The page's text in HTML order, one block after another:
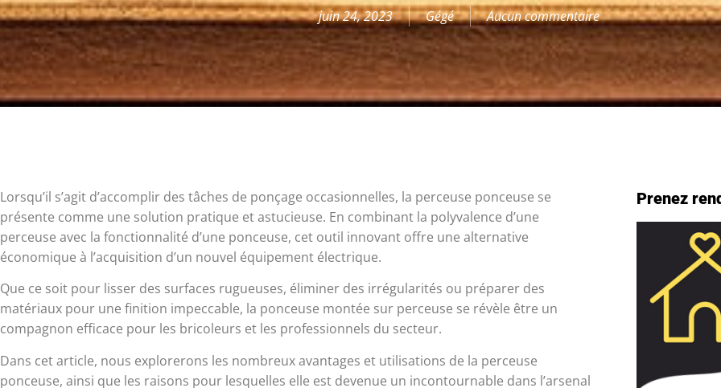
juin 24, 2023 Gégé Aucun commentaire
Lorsqu’il s’agit d’accomplir des tâches de ponçage occasionnelles, la perceuse ponceuse se
présente comme une solution pratique et astucieuse. En combinant la polyvalence d’une
perceuse avec la fonctionnalité d’une ponceuse, cet outil innovant offre une alternative
économique à l’acquisition d’un nouvel équipement électrique.
Que ce soit pour lisser des surfaces rugueuses, éliminer des irrégularités ou préparer des
matériaux pour une finition impeccable, la ponceuse montée sur perceuse se révèle être un
compagnon efficace pour les bricoleurs et les professionnels du secteur.
Dans cet article, nous explorerons les nombreux avantages et utilisations de la perceuse
ponceuse, ainsi que les raisons pour lesquelles elle est devenue un incontournable dans l’arsenal
Prenez